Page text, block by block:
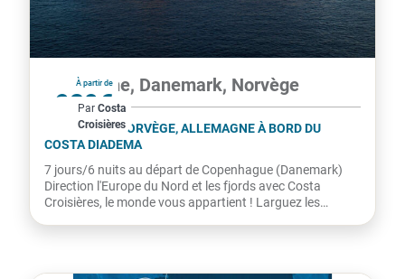
À partir de
929€
par personne
Par Costa
Croisières
Allemagne, Danemark, Norvège
DANEMARK, NORVÈGE, ALLEMAGNE À BORD DU
COSTA DIADEMA
7 jours/6 nuits au départ de Copenhague (Danemark)
Direction l'Europe du Nord et les fjords avec Costa
Croisières, le monde vous appartient ! Larguez les